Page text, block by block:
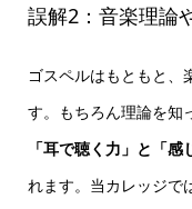
誤解2：音楽理論
ゴスペルはもともと、
す。もちろん理論を知
「耳で聴く力」と「感
れます。当カレッジで